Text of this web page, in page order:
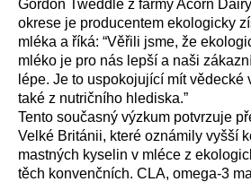
Gordon Tweddle z farmy Acorn
okrese je producentem ekologicky
mléka a říká: “Věřili jsme, že
mléko je pro nás lepší a naši
lépe. Je to uspokojující mít vědecké
také z nutričního hlediska.”
Tento současný výzkum potvrzuje
Velké Británii, které oznámily vyšší
mastných kyselin v mléce z
těch konvenčních. CLA, omega-3